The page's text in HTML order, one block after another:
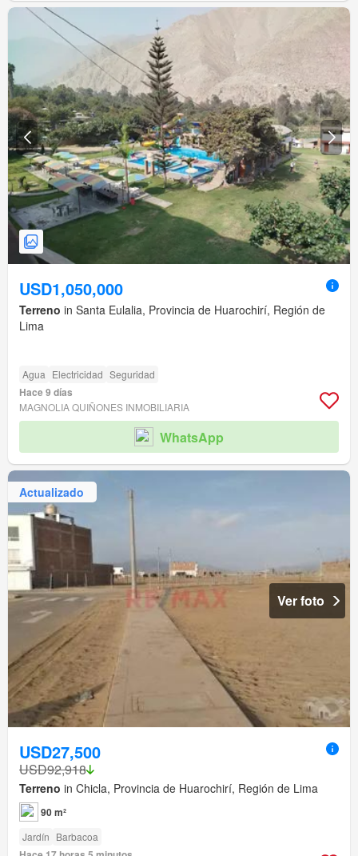
USD1,050,000
Terreno in Santa Eulalia, Provincia de Huarochirí, Región de
Lima
Agua Electricidad Seguridad
Hace 9 días
MAGNOLIA QUIÑONES INMOBILIARIA
WhatsApp
Actualizado
Ver foto
USD27,500
USD92,918
Terreno in Chicla, Provincia de Huarochirí, Región de Lima
90 m²
Jardín Barbacoa